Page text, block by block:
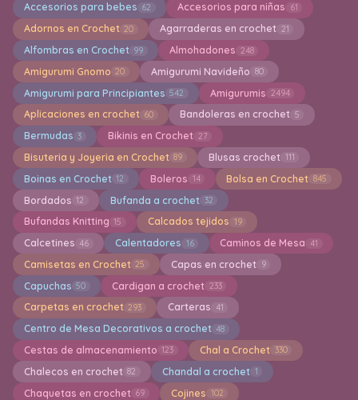
Accesorios para bebes 62 Accesorios para niñas 61
Adornos en Crochet 20 Agarraderas en crochet 21
Alfombras en Crochet 99 Almohadones 248
Amigurumi Gnomo 20 Amigurumi Navideño 80
Amigurumi para Principiantes 542 Amigurumis 2494
Aplicaciones en crochet 60 Bandoleras en crochet 5
Bermudas 3 Bikinis en Crochet 27
Bisuteria y Joyeria en Crochet 89 Blusas crochet 111
Boinas en Crochet 12 Boleros 14 Bolsa en Crochet 845
Bordados 12 Bufanda a crochet 32
Bufandas Knitting 15 Calcados tejidos 19
Calcetines 46 Calentadores 16 Caminos de Mesa 41
Camisetas en Crochet 25 Capas en crochet 9
Capuchas 50 Cardigan a crochet 233
Carpetas en crochet 293 Carteras 41
Centro de Mesa Decorativos a crochet 48
Cestas de almacenamiento 123 Chal a Crochet 330
Chalecos en crochet 82 Chandal a crochet 1
Chaquetas en crochet 69 Cojines 102